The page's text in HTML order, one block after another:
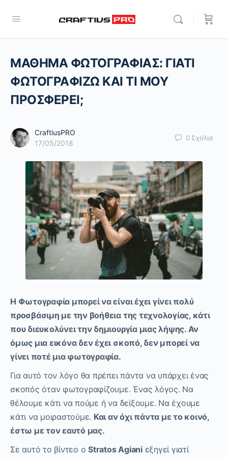
ΜΑΘΗΜΑ ΦΩΤΟΓΡΑΦΙΑΣ: ΓΙΑΤΙ
ΦΩΤΟΓΡΑΦΙΖΩ ΚΑΙ ΤΙ ΜΟΥ
ΠΡΟΣΦΕΡΕΙ;
CraftiusPRO
17/05/2018
0 Σχόλια
Η Φωτογραφία μπορεί να είναι έχει γίνει πολύ
προσβάσιμη με την βοήθεια της τεχνολογίας, κάτι
που διευκολύνει την δημιουργία μιας λήψης. Αν
όμως μια εικόνα δεν έχει σκοπό, δεν μπορεί να
γίνει ποτέ μια φωτογραφία.
Για αυτό τον λόγο θα πρέπει πάντα να υπάρχει ένας
σκοπός όταν φωτογραφίζουμε. Ένας λόγος. Να
θέλουμε κάτι να πούμε ή να δείξουμε. Να έχουμε
κάτι να μοιραστούμε. Και αν όχι πάντα με το κοινό,
έστω με τον εαυτό μας.
Σε αυτό το βίντεο οStratos Agianiεξηγεί γιατί